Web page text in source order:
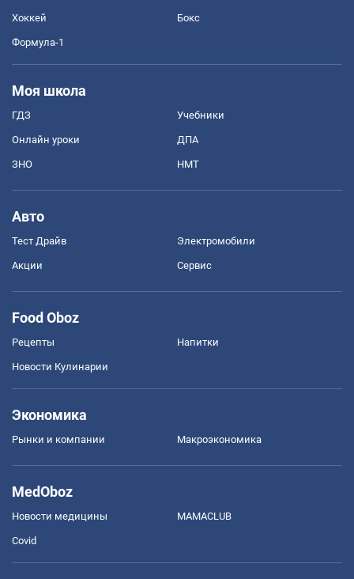
Хоккей Бокс
Формула-1
Моя школа
ГДЗ Учебники
Онлайн уроки ДПА
ЗНО НМТ
Авто
Тест Драйв Электромобили
Акции Сервис
Food Oboz
Рецепты Напитки
Новости Кулинарии
Экономика
Рынки и компании Mакроэкономика
MedOboz
Новости медицины MAMACLUB
Covid